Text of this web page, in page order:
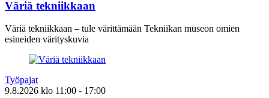
Väriä tekniikkaan
Väriä tekniikkaan – tule värittämään Tekniikan museon omien
esineiden värityskuvia
Työpajat
9.8.2026 klo 11:00 - 17:00